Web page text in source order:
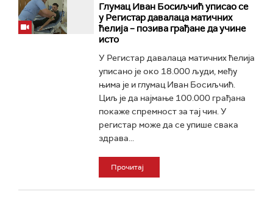
Глумац Иван Босиљчић уписао се
у Регистар давалаца матичних
ћелија – позива грађане да учине
исто
У Регистар давалаца матичних ћелија
уписано је око 18.000 људи, међу
њима је и глумац Иван Босиљчић.
Циљ је да најмање 100.000 грађана
покаже спремност за тај чин. У
регистар може да се упише свака
здрава...
Прочитај